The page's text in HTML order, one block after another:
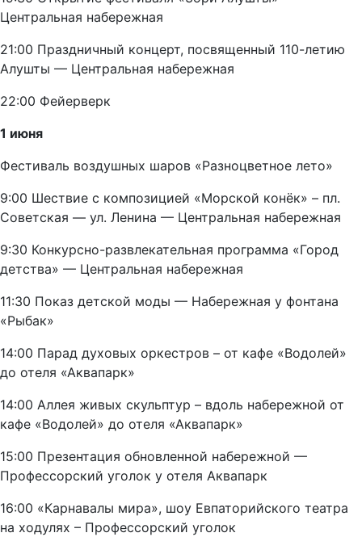
Центральная набережная
21:00 Праздничный концерт, посвященный 110-летию
Алушты — Центральная набережная
22:00 Фейерверк
1 июня
Фестиваль воздушных шаров «Разноцветное лето»
9:00 Шествие с композицией «Морской конёк» – пл.
Советская — ул. Ленина — Центральная набережная
9:30 Конкурсно-развлекательная программа «Город
детства» — Центральная набережная
11:30 Показ детской моды — Набережная у фонтана
«Рыбак»
14:00 Парад духовых оркестров – от кафе «Водолей»
до отеля «Аквапарк»
14:00 Аллея живых скульптур – вдоль набережной от
кафе «Водолей» до отеля «Аквапарк»
15:00 Презентация обновленной набережной —
Профессорский уголок у отеля Аквапарк
16:00 «Карнавалы мира», шоу Евпаторийского театра
на ходулях – Профессорский уголок